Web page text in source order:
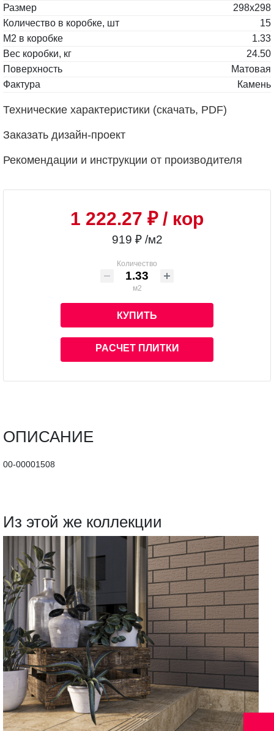
Размер
298x298
Количество в коробке, шт
15
М2 в коробке
1.33
Вес коробки, кг
24.50
Поверхность
Матовая
Фактура
Камень
Технические характеристики (скачать, PDF)
Заказать дизайн-проект
Рекомендации и инструкции от производителя
1 222.27 ₽/ кор
919 ₽ /м2
Количество
м2
КУПИТЬ
РАСЧЕТ ПЛИТКИ
ОПИСАНИЕ
00-00001508
Из этой же коллекции